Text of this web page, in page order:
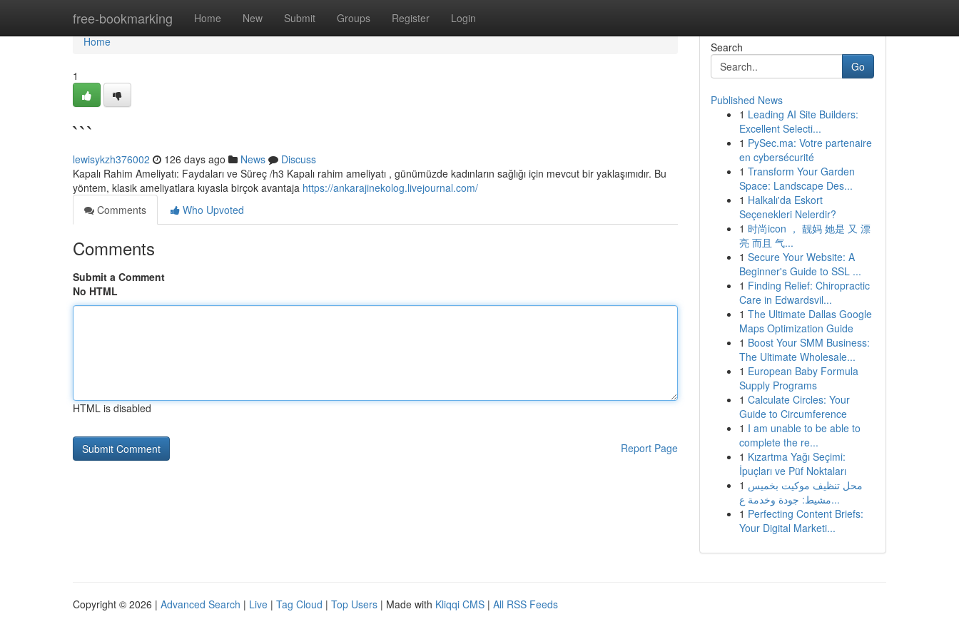
free-bookmarking Home New Submit Groups Register Login
Home
Home
1
```
lewisykzh376002 126 days ago News
Discuss
Kapalı Rahim Ameliyatı: Faydaları ve Süreç /h3 Kapalı rahim ameliyatı , günümüzde kadınların sağlığı için mevcut bir yaklaşımıdır. Bu
yöntem, klasik ameliyatlara kıyasla birçok avantaja https://ankarajinekolog.livejournal.com/
Comments
Who Upvoted
Comments
Submit a Comment
No HTML
HTML is disabled
Report Page
Search
Go
Published News
1 Leading AI Site Builders:
Excellent Selecti...
1 PySec.ma: Votre partenaire
en cybersécurité
1 Transform Your Garden
Space: Landscape Des...
1 Halkalı'da Eskort
Seçenekleri Nelerdir?
1 时尚icon ， 靓妈 她是 又 漂
亮 而且 气...
1 Secure Your Website: A
Beginner's Guide to SSL ...
1 Finding Relief: Chiropractic
Care in Edwardsvil...
1 The Ultimate Dallas Google
Maps Optimization Guide
1 Boost Your SMM Business:
The Ultimate Wholesale...
1 European Baby Formula
Supply Programs
1 Calculate Circles: Your
Guide to Circumference
1 I am unable to be able to
complete the re...
1 Kızartma Yağı Seçimi:
İpuçları ve Püf Noktaları
1 محل تنظيف موكيت بخميس
مشيط: جودة وخدمة ع...
1 Perfecting Content Briefs:
Your Digital Marketi...
Copyright © 2026 | Advanced Search | Live | Tag Cloud | Top Users | Made with Kliqqi CMS | All RSS Feeds